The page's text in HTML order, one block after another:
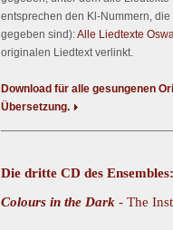
entsprechen den Kl-Nummern,
gegeben sind):Alle Liedtexte
originalen Liedtext verlinkt.
Download für alle gesungenen
Übersetzung.
Die dritte CD des Ensembles:
Colours in the Dark - The